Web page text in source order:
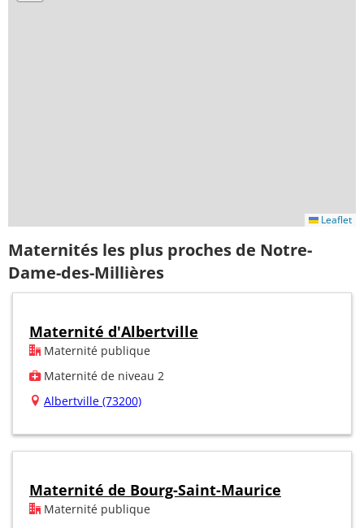
Leaflet
Maternités les plus proches de Notre-
Dame-des-Millières
Maternité d'Albertville
Maternité publique
Maternité de niveau 2
Albertville (73200)
Maternité de Bourg-Saint-Maurice
Maternité publique